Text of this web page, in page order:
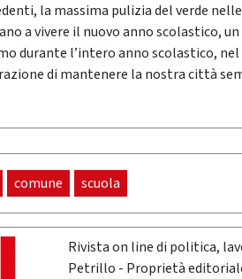
la massima pulizia del verde
a vivere il nuovo anno scolastico,
durante l’intero anno scolastico,
di mantenere la nostra città
comune scuola
Rivista on line di politica,
Petrillo - Proprietà